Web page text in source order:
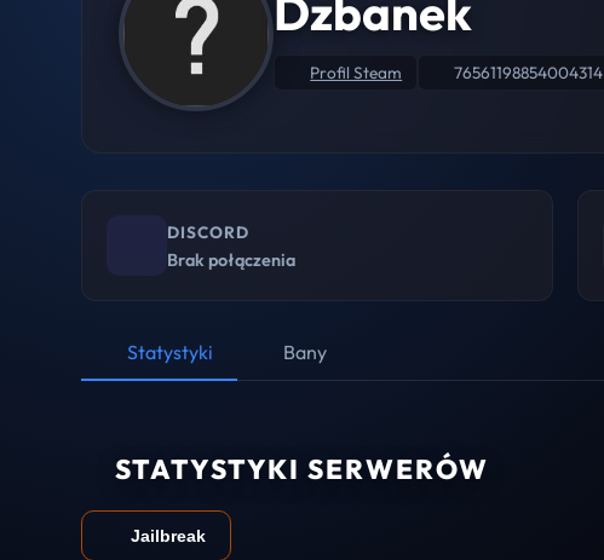
Dzbanek
Profil Steam 76561198854004314
DISCORD
Brak połączenia
Statystyki Bany
STATYSTYKI SERWERÓW
Jailbreak